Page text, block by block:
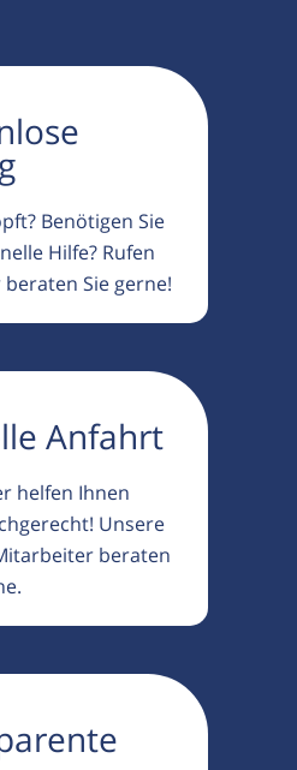
Benötigen Sie
Hilfe? Rufen
Sie gerne!
Anfahrt
helfen Ihnen
Unsere
beraten